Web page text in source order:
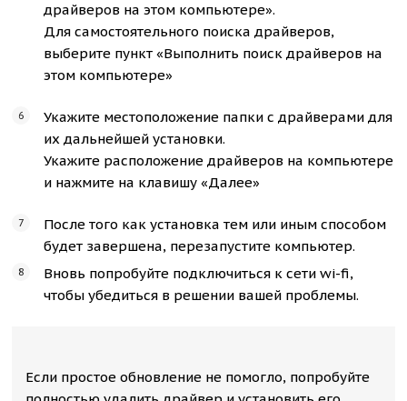
драйверов на этом компьютере».
Для самостоятельного поиска драйверов,
выберите пункт «Выполнить поиск драйверов на
этом компьютере»
Укажите местоположение папки с драйверами для
их дальнейшей установки.
Укажите расположение драйверов на компьютере
и нажмите на клавишу «Далее»
После того как установка тем или иным способом
будет завершена, перезапустите компьютер.
Вновь попробуйте подключиться к сети wi-fi,
чтобы убедиться в решении вашей проблемы.
Если простое обновление не помогло, попробуйте